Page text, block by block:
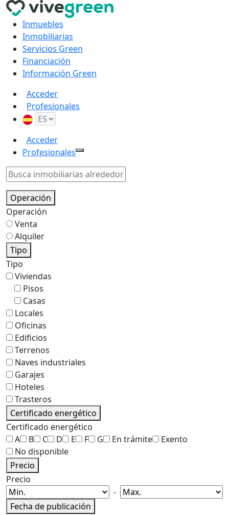
Inmuebles
Inmobiliarias
Servicios Green
Financiación
Información Green
Acceder
Profesionales
Acceder
Profesionales
Operación
Operación
Venta
Alquiler
Tipo
Tipo
Viviendas
Pisos
Casas
Locales
Oficinas
Edificios
Terrenos
Naves industriales
Garajes
Hoteles
Trasteros
Certificado energético
Certificado energético
A
B C D E F G En trámite
Exento
No disponible
Precio
Precio
-
Fecha de publicación